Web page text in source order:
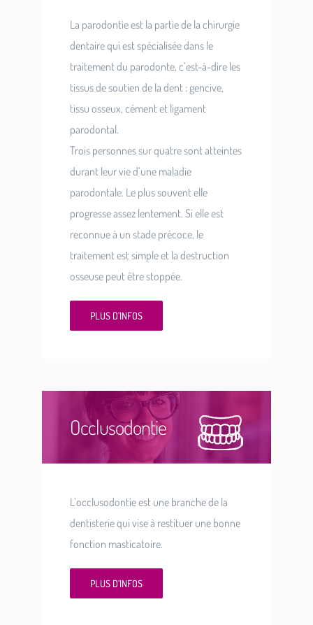
La parodontie est la partie de la chirurgie
dentaire qui est spécialisée dans le
traitement du parodonte, c’est-à-dire les
tissus de soutien de la dent : gencive,
tissu osseux, cément et ligament
parodontal.
Trois personnes sur quatre sont atteintes
durant leur vie d’une maladie
parodontale. Le plus souvent elle
progresse assez lentement. Si elle est
reconnue à un stade précoce, le
traitement est simple et la destruction
osseuse peut être stoppée.
PLUS D’INFOS
Occlusodontie
L’occlusodontie est une branche de la
dentisterie qui vise à restituer une bonne
fonction masticatoire.
PLUS D’INFOS